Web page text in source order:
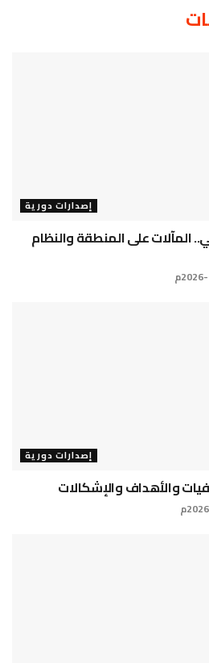
إصدارات دورية
المآلات على المنطقة والنظام
إصدارات دورية
والأهداف والإشكالات